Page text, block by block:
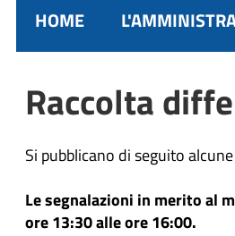
HOME
Raccolta
Si pubblicano di seguito
Le segnalazioni in merito al
ore 13:30 alle ore 16:00.